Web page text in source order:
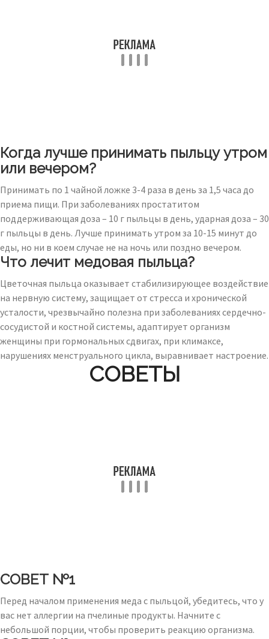
Когда лучше принимать пыльцу утром
или вечером?
Принимать по 1 чайной ложке 3-4 раза в день за 1,5 часа до
приема пищи. При заболеваниях простатитом
поддерживающая доза – 10 г пыльцы в день, ударная доза – 30
г пыльцы в день. Лучше принимать утром за 10-15 минут до
еды, но ни в коем случае не на ночь или поздно вечером.
Что лечит медовая пыльца?
Цветочная пыльца оказывает стабилизирующее воздействие
на нервную систему, защищает от стресса и хронической
усталости, чрезвычайно полезна при заболеваниях сердечно-
сосудистой и костной системы, адаптирует организм
женщины при гормональных сдвигах, при климаксе,
нарушениях менструального цикла, выравнивает настроение.
СОВЕТЫ
СОВЕТ №1
Перед началом применения меда с пыльцой, убедитесь, что у
вас нет аллергии на пчелиные продукты. Начните с
небольшой порции, чтобы проверить реакцию организма.